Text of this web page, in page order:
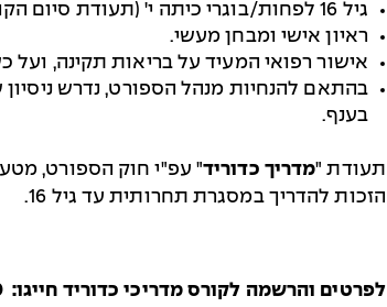
גיל 16 לפחות/בוגרי כיתה י' (תעודת סיום הקורס תוענק לחניך שמלאו לו 16 שנים)
ראיון אישי ומבחן מעשי.
אישור רפואי המעיד על בריאות תקינה, ועל
בהתאם להנחיות מנהל הספורט, נדרש
בענף.
תעודת "מדריך כדוריד" עפ"י חוק הספורט,
הזכות להדריך במסגרת תחרותית עד גיל 16.
לפרטים והרשמה לקורס מדריכי כדוריד חייגו: 5009*